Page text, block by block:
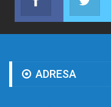
Abonează-te
ADRESA